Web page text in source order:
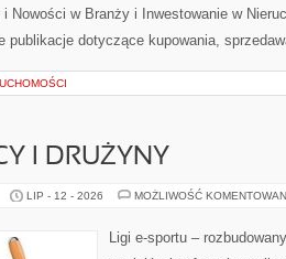
Nowości w Branży i Inwestowanie w
publikacje dotyczące kupowania,
I DRUŻYNY
LIP - 12 - 2026 MOŻLIWOŚĆ
Ligi e-sportu –